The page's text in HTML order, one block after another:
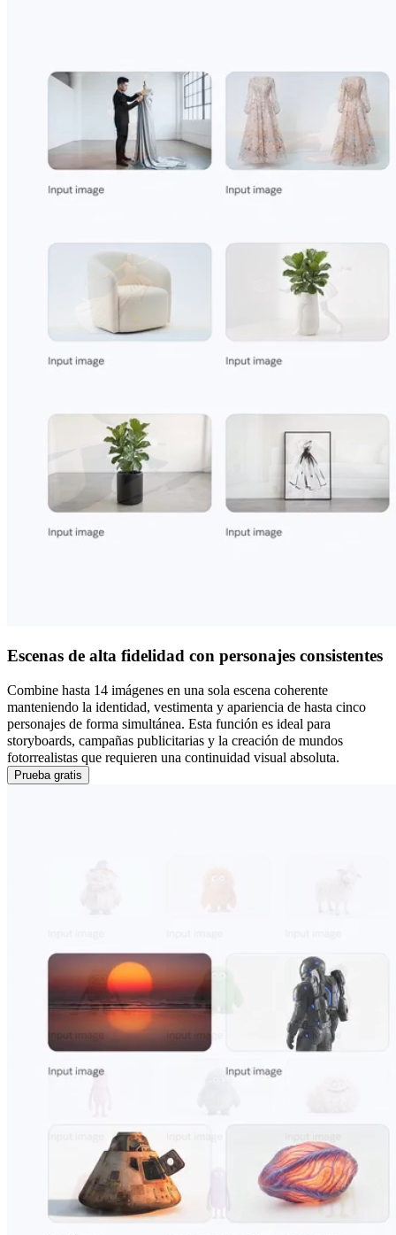
Escenas de alta fidelidad con personajes consistentes
Combine hasta 14 imágenes en una sola escena coherente
manteniendo la identidad, vestimenta y apariencia de hasta cinco
personajes de forma simultánea. Esta función es ideal para
storyboards, campañas publicitarias y la creación de mundos
fotorrealistas que requieren una continuidad visual absoluta.
Prueba gratis